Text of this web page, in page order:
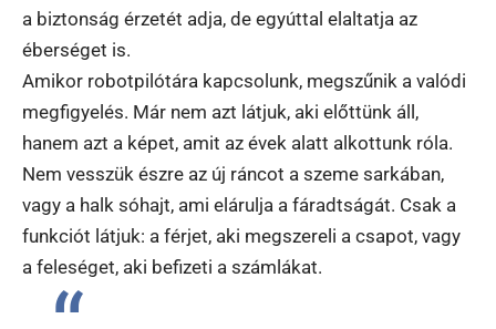
a biztonság érzetét adja, de egyúttal elaltatja az
éberséget is.
Amikor robotpilótára kapcsolunk, megszűnik a valódi
megfigyelés. Már nem azt látjuk, aki előttünk áll,
hanem azt a képet, amit az évek alatt alkottunk róla.
Nem vesszük észre az új ráncot a szeme sarkában,
vagy a halk sóhajt, ami elárulja a fáradtságát. Csak a
funkciót látjuk: a férjet, aki megszereli a csapot, vagy
a feleséget, aki befizeti a számlákat.